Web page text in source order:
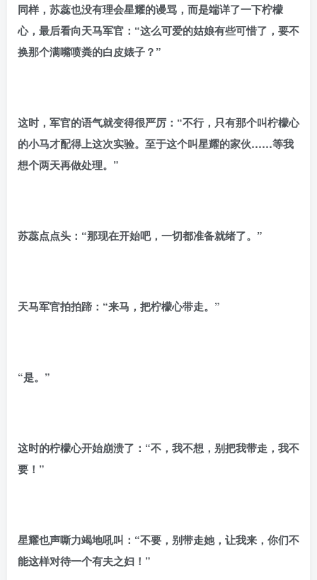
同样，苏蕊也没有理会星耀的谩骂，而是端详了一下柠檬
心，最后看向天马军官：“这么可爱的姑娘有些可惜了，要不
换那个满嘴喷粪的白皮婊子？”
这时，军官的语气就变得很严厉：“不行，只有那个叫柠檬心
的小马才配得上这次实验。至于这个叫星耀的家伙……等我
想个两天再做处理。”
苏蕊点点头：“那现在开始吧，一切都准备就绪了。”
天马军官拍拍蹄：“来马，把柠檬心带走。”
“是。”
这时的柠檬心开始崩溃了：“不，我不想，别把我带走，我不
要！”
星耀也声嘶力竭地吼叫：“不要，别带走她，让我来，你们不
能这样对待一个有夫之妇！”